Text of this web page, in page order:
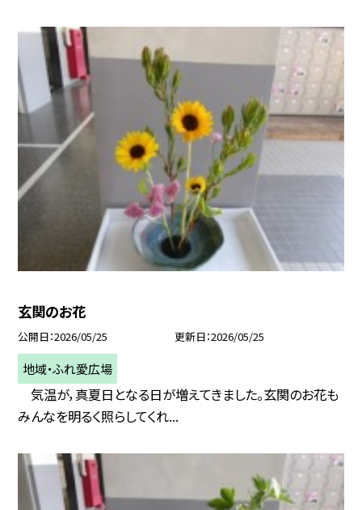
玄関のお花
公開日 2026/05/25 更新日 2026/05/25
地域・ふれ愛広場
気温が，真夏日となる日が増えてきました。玄関のお花も
みんなを明るく照らしてくれ...